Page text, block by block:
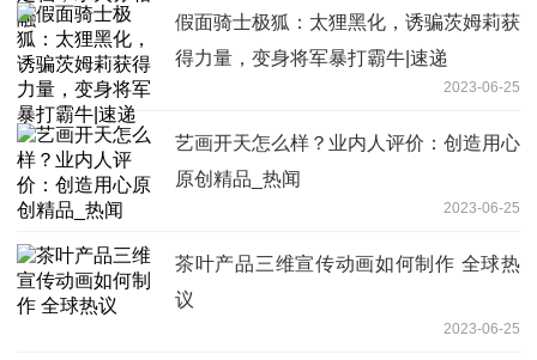
假面骑士极狐：太狸黑化，诱骗茨姆莉获
得力量，变身将军暴打霸牛|速递
2023-06-25
艺画开天怎么样？业内人评价：创造用心
原创精品_热闻
2023-06-25
茶叶产品三维宣传动画如何制作 全球热
议
2023-06-25